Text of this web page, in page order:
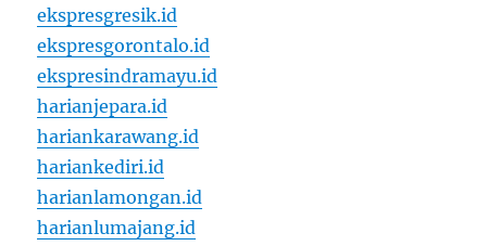
ekspresgresik.id
ekspresgorontalo.id
ekspresindramayu.id
harianjepara.id
hariankarawang.id
hariankediri.id
harianlamongan.id
harianlumajang.id